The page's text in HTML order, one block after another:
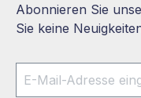
Abonnieren Sie
Sie keine